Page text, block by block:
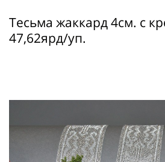
Тесьма жаккард 4см. с
47,62ярд/уп.